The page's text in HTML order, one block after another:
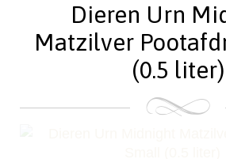
Dieren Urn
Matzilver
(0.5 liter)